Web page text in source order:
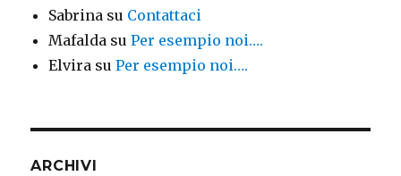
Sabrina su Contattaci
Mafalda suPer esempio noi….
Elvira suPer esempio noi….
ARCHIVI